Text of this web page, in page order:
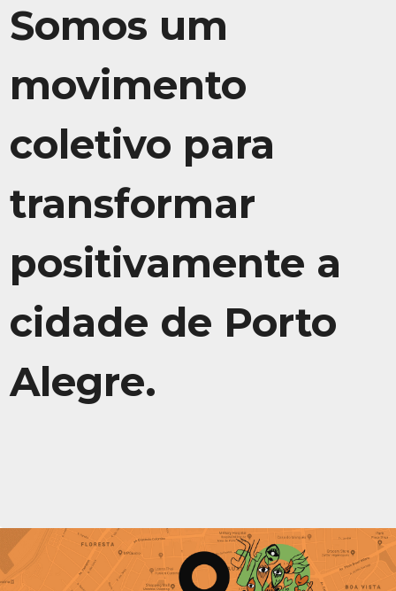
Somos um
movimento
coletivo para
transformar
positivamente a
cidade de Porto
Alegre.